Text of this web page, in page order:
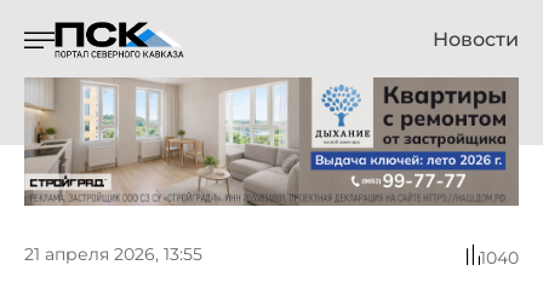
Новости
21 апреля 2026, 13:55 1040